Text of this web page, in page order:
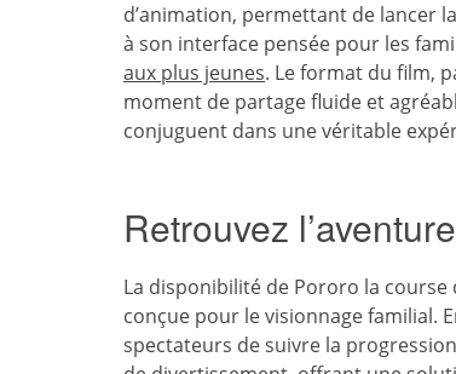
d’animation, permettant de lancer
à son interface pensée pour les
aux plus jeunes. Le format du film,
moment de partage fluide et
conjuguent dans une véritable
Retrouvez
La disponibilité de Pororo la course
conçue pour le visionnage familial.
spectateurs de suivre la